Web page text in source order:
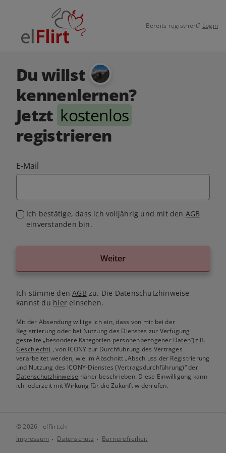
Bereits registriert? Login
Du willst
kennenlernen?
Jetzt kostenlos
registrieren
E-Mail
Ich bestätige, dass ich volljährig und mit den AGB
einverstanden bin.
Weiter
Ich stimme denAGB zu. Die Datenschutzhinweise
kannst du hiereinsehen.
Mit der Absendung willige ich ein, dass von mir bei der
Registrierung oder bei Nutzung des Dienstes zur Verfügung
gestellte„besondere Kategorien personenbezogener Daten“(z.B.
Geschlecht) , von ICONY zur Durchführung des Vertrages
verarbeitet werden, wie im Abschnitt „Abschluss der Registrierung
und Nutzung des ICONY-Dienstes (Vertragsdurchführung)“ der
Datenschutzhinweise näher beschrieben. Diese Einwilligung kann
ich jederzeit mit Wirkung für die Zukunft widerrufen.
© 2026 - elflirt.ch
Impressum
Datenschutz Barrierefreiheit